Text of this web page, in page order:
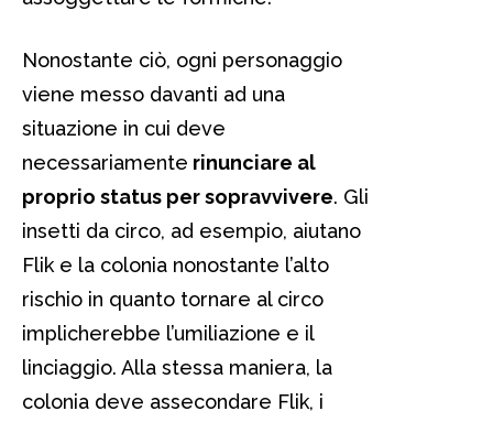
Nonostante ciò, ogni personaggio
viene messo davanti ad una
situazione in cui deve
necessariamente rinunciare al
proprio status per sopravvivere. Gli
insetti da circo, ad esempio, aiutano
Flik e la colonia nonostante l’alto
rischio in quanto tornare al circo
implicherebbe l’umiliazione e il
linciaggio. Alla stessa maniera, la
colonia deve assecondare Flik, i